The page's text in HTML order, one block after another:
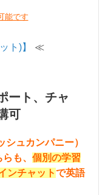
能です
ト)】 ≪
ート、チャ
可
ュカンパニー）
も、 個別の学習
ンチャットで英語